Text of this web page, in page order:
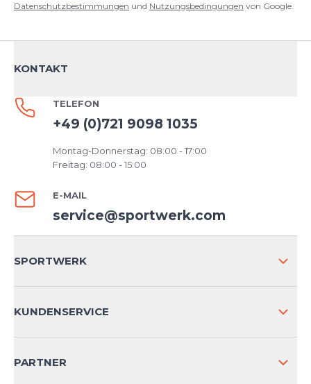
Datenschutzbestimmungen und Nutzungsbedingungen von Google.
KONTAKT
TELEFON
+49 (0)721 9098 1035
Montag-Donnerstag: 08:00 - 17:00
Freitag: 08:00 - 15:00
E-MAIL
service@sportwerk.com
SPORTWERK
KUNDENSERVICE
PARTNER